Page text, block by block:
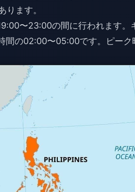
ります。
〜23:00の間に行われます。
間の02:00〜05:00です。ピーク